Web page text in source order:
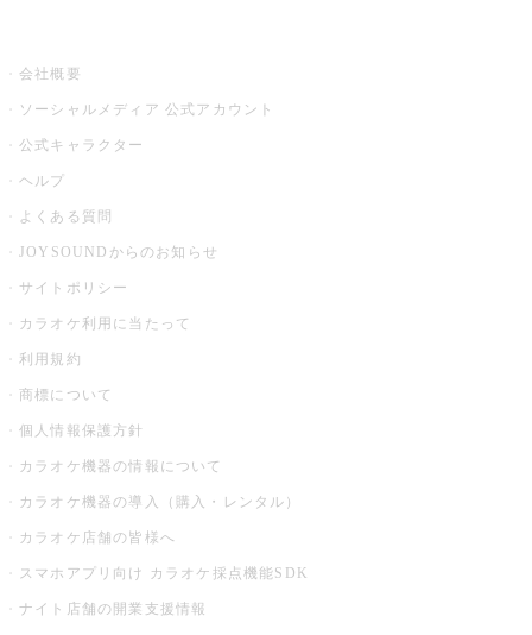
会社概要
ソーシャルメディア 公式アカウント
公式キャラクター
ヘルプ
よくある質問
JOYSOUNDからのお知らせ
サイトポリシー
カラオケ利用に当たって
利用規約
商標について
個人情報保護方針
カラオケ機器の情報について
カラオケ機器の導入（購入・レンタル）
カラオケ店舗の皆様へ
スマホアプリ向け カラオケ採点機能SDK
ナイト店舗の開業支援情報